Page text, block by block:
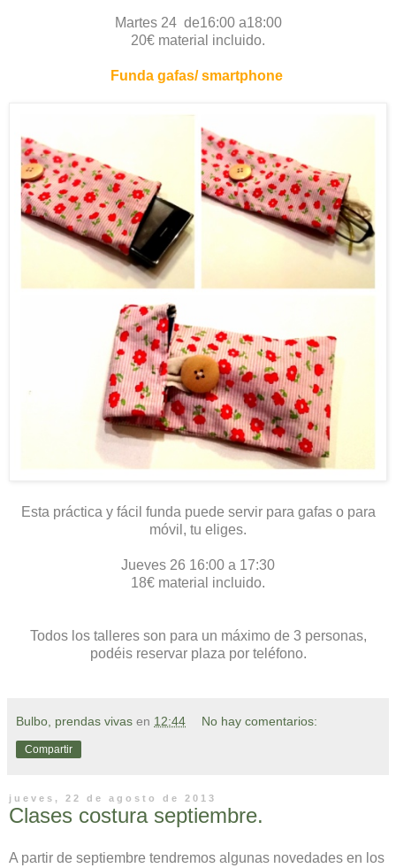
Martes 24 de16:00 a18:00
20€ material incluido.
Funda gafas/ smartphone
Esta práctica y fácil funda puede servir para gafas o para
móvil, tu eliges.
Jueves 26 16:00 a 17:30
18€ material incluido.
Todos los talleres son para un máximo de 3 personas,
podéis reservar plaza por teléfono.
Bulbo, prendas vivas en 12:44 No hay comentarios:
Compartir
jueves, 22 de agosto de 2013
Clases costura septiembre.
A partir de septiembre tendremos algunas novedades en los